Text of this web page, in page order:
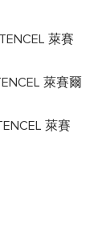
萊賽
萊賽爾
萊賽